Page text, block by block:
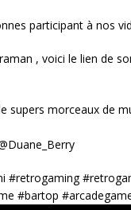
participant à nos
, voici le lien de
supers morceaux de
#retrogaming
#bartop